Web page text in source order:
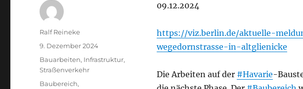
09.12.2024
https://viz.berlin.de/aktuelle-
wegedornstrasse-in-altglienicke
Die Arbeiten auf der #Havarie-
Autor
Ralf Reineke
Veröffentlicht
9. Dezember 2024
Kategorien
Bauarbeiten, Infrastruktur,
Straßenverkehr
Schlagwörter
Baubereich,